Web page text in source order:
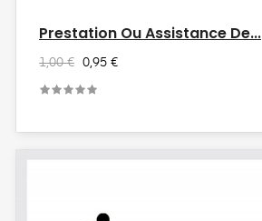
Prestation Ou Assistance De...
1,00 € 0,95 €